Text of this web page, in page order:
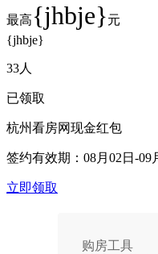
最高 {jhbje}元
{jhbje}
33人
已领取
杭州看房网现金红包
签约有效期： 08月02日-09
立即领取
购房工具